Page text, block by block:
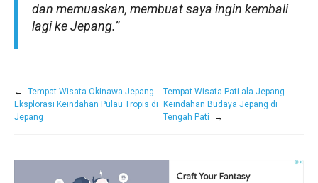
dan memuaskan, membuat saya ingin kembali
lagi ke Jepang.”
←
Tempat Wisata Okinawa Jepang
Eksplorasi Keindahan Pulau Tropis di
Jepang
Tempat Wisata Pati ala Jepang
Keindahan Budaya Jepang di
Tengah Pati
→